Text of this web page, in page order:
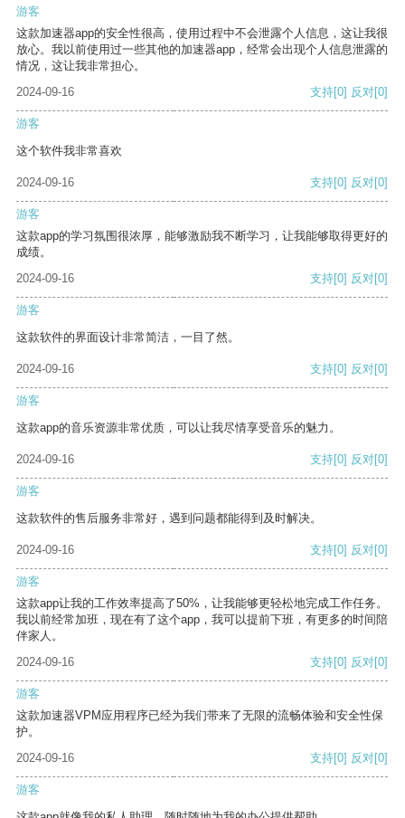
游客
这款加速器app的安全性很高，使用过程中不会泄露个人信息，这让我很
放心。我以前使用过一些其他的加速器app，经常会出现个人信息泄露的
情况，这让我非常担心。
2024-09-16
支持[0] 反对[0]
游客
这个软件我非常喜欢
2024-09-16 支持[0] 反对[0]
游客
这款app的学习氛围很浓厚，能够激励我不断学习，让我能够取得更好的
成绩。
2024-09-16
支持[0] 反对[0]
游客
这款软件的界面设计非常简洁，一目了然。
2024-09-16 支持[0] 反对[0]
游客
这款app的音乐资源非常优质，可以让我尽情享受音乐的魅力。
2024-09-16 支持[0] 反对[0]
游客
这款软件的售后服务非常好，遇到问题都能得到及时解决。
2024-09-16 支持[0] 反对[0]
游客
这款app让我的工作效率提高了50%，让我能够更轻松地完成工作任务。
我以前经常加班，现在有了这个app，我可以提前下班，有更多的时间陪
伴家人。
2024-09-16
支持[0] 反对[0]
游客
这款加速器VPM应用程序已经为我们带来了无限的流畅体验和安全性保
护。
2024-09-16
支持[0] 反对[0]
游客